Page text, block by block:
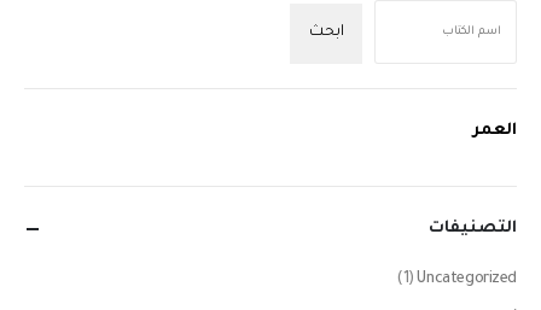
ابحث
العمر
التصنيفات
Uncategorized
(1)